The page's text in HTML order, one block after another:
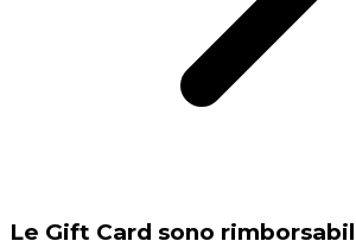
Le Gift Card sono